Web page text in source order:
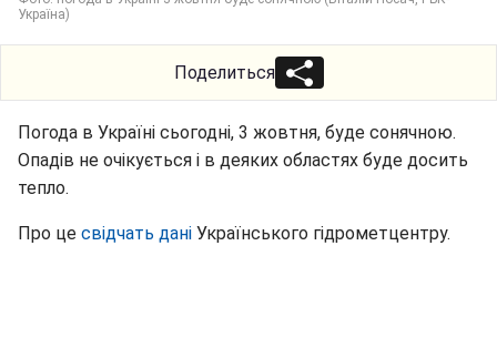
Україна)
Поделиться
Погода в Україні сьогодні, 3 жовтня, буде сонячною.
Опадів не очікується і в деяких областях буде досить
тепло.
Про це свідчать дані Українського гідрометцентру.